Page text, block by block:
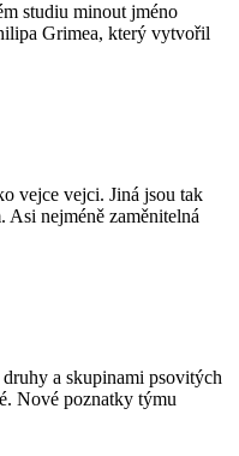
studiu minout jméno
Grimea, který vytvořil
vejce vejci. Jiná jsou tak
Asi nejméně zaměnitelná
a skupinami psovitých
Nové poznatky týmu